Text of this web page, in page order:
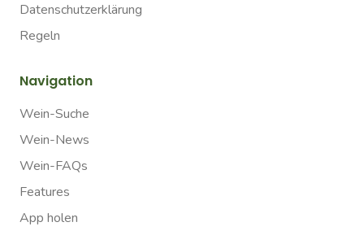
Datenschutzerklärung
Regeln
Navigation
Wein-Suche
Wein-News
Wein-FAQs
Features
App holen